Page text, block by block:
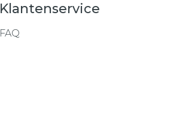
Klantenservice
FAQ